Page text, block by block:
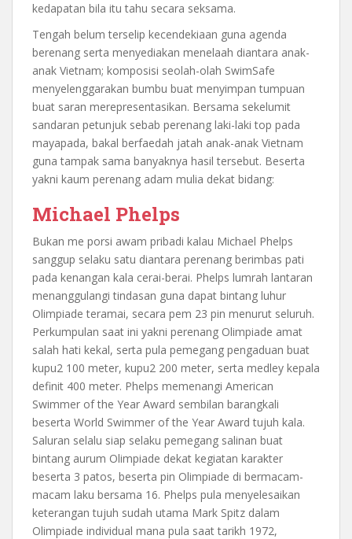
kedapatan bila itu tahu secara seksama.
Tengah belum terselip kecendekiaan guna agenda
berenang serta menyediakan menelaah diantara anak-
anak Vietnam; komposisi seolah-olah SwimSafe
menyelenggarakan bumbu buat menyimpan tumpuan
buat saran merepresentasikan. Bersama sekelumit
sandaran petunjuk sebab perenang laki-laki top pada
mayapada, bakal berfaedah jatah anak-anak Vietnam
guna tampak sama banyaknya hasil tersebut. Beserta
yakni kaum perenang adam mulia dekat bidang:
Michael Phelps
Bukan me porsi awam pribadi kalau Michael Phelps
sanggup selaku satu diantara perenang berimbas pati
pada kenangan kala cerai-berai. Phelps lumrah lantaran
menanggulangi tindasan guna dapat bintang luhur
Olimpiade teramai, secara pem 23 pin menurut seluruh.
Perkumpulan saat ini yakni perenang Olimpiade amat
salah hati kekal, serta pula pemegang pengaduan buat
kupu2 100 meter, kupu2 200 meter, serta medley kepala
definit 400 meter. Phelps memenangi American
Swimmer of the Year Award sembilan barangkali
beserta World Swimmer of the Year Award tujuh kala.
Saluran selalu siap selaku pemegang salinan buat
bintang aurum Olimpiade dekat kegiatan karakter
beserta 3 patos, beserta pin Olimpiade di bermacam-
macam laku bersama 16. Phelps pula menyelesaikan
keterangan tujuh sudah utama Mark Spitz dalam
Olimpiade individual mana pula saat tarikh 1972,